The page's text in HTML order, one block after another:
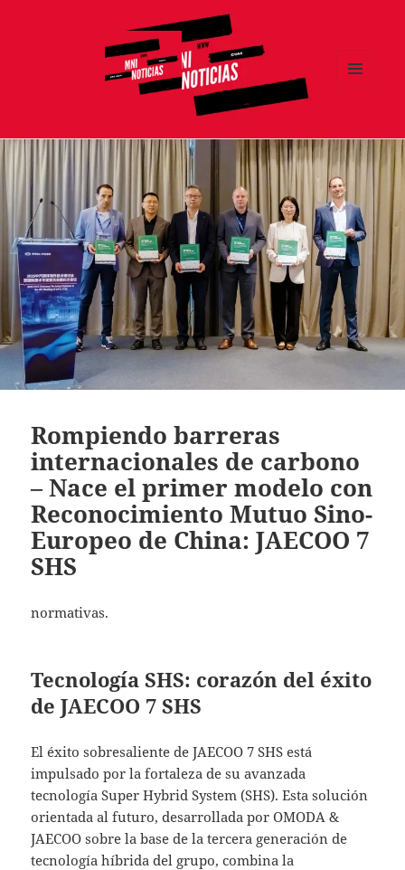
Rompiendo barreras
internacionales de carbono
– Nace el primer modelo con
Reconocimiento Mutuo Sino-
Europeo de China: JAECOO 7
SHS
normativas.
Tecnología SHS: corazón del éxito
de JAECOO 7 SHS
El éxito sobresaliente de JAECOO 7 SHS está
impulsado por la fortaleza de su avanzada
tecnología Super Hybrid System (SHS). Esta solución
orientada al futuro, desarrollada por OMODA &
JAECOO sobre la base de la tercera generación de
tecnología híbrida del grupo, combina la